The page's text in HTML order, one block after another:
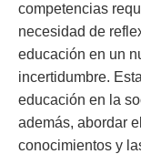
competencias
necesidad de
educación en un
incertidumbre.
educación en la
además, abordar
conocimientos y